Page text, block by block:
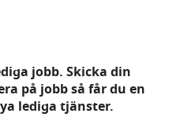
jobb. Skicka din
på jobb så får du en
lediga tjänster.